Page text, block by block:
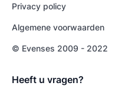
Privacy policy
Algemene voorwaarden
© Evenses 2009 - 2022
Heeft u vragen?